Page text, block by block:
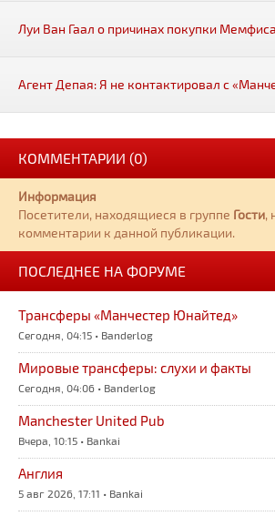
Луи Ван Гаал о причинах покупки
Агент Депая: Я не контактировал с
КОММЕНТАРИИ (0)
Информация
Посетители, находящиеся в группе Гости,
комментарии к данной публикации.
ПОСЛЕДНЕЕ НА ФОРУМЕ
Трансферы «Манчестер Юнайтед»
Сегодня, 04:15 • Banderlog
Мировые трансферы: слухи и факты
Сегодня, 04:06 • Banderlog
Manchester United Pub
Вчера, 10:15 • Bankai
Англия
5 авг 2026, 17:11 • Bankai